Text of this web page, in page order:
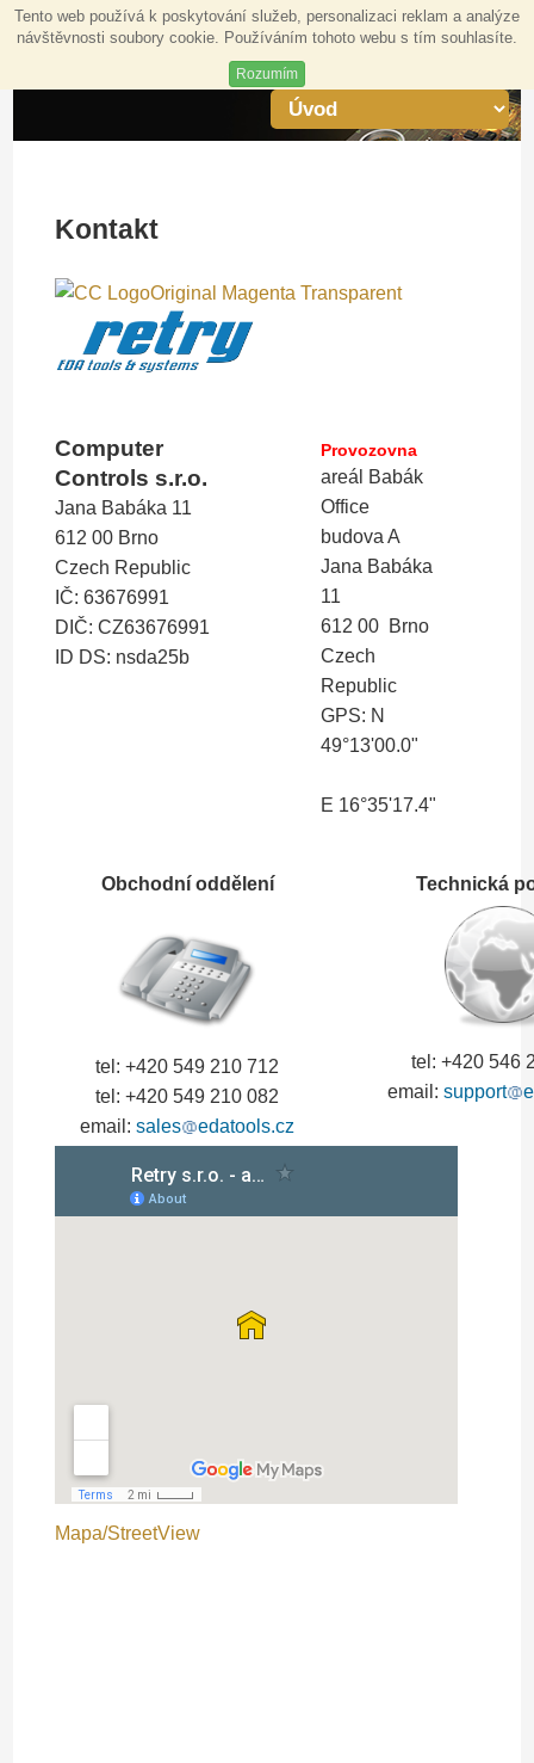
Tento web používá k poskytování služeb, personalizaci reklam a analýze
návštěvnosti soubory cookie. Používáním tohoto webu s tím souhlasíte.
Rozumím
Kontakt
Computer
Controls s.r.o.
Jana Babáka 11
612 00 Brno
Czech Republic
IČ: 63676991
DIČ: CZ63676991
ID DS: nsda25b
Provozovna
areál Babák
Office
budova A
Jana Babáka
11
612 00 Brno
Czech
Republic
GPS: N
49°13'00.0"
E 16°35'17.4"
Obchodní oddělení
tel: +420549 210 712
tel: +420549 210 082
email:sales edatools.cz
Technická
tel: +420546
email: support
Mapa/StreetView